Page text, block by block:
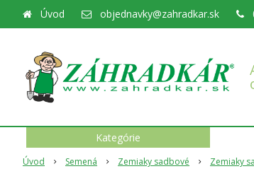
Úvod objednavky@zahradkar.sk
Úvod Semená Zemiaky sadbové Zemiaky
Kategórie